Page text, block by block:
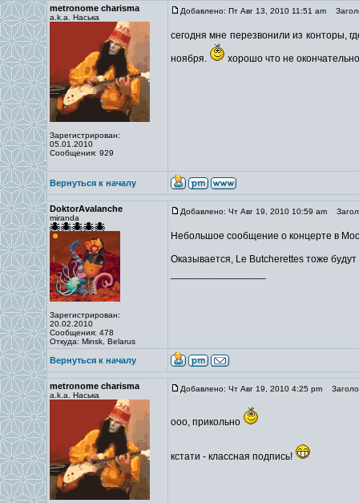
metronome charisma
a.k.a. Наська
Зарегистрирован:
05.01.2010
Сообщения: 929
Добавлено: Пт Авг 13, 2010 11:51 am
сегодня мне перезвонили из конторы,
ноября. хорошо что не
Вернуться к началу
DoktorAvalanche
miranda
Зарегистрирован:
20.02.2010
Сообщения: 478
Откуда: Minsk, Belarus
Добавлено: Чт Авг 19, 2010 10:59 am
Небольшое сообщение о концерте в
Оказывается, Le Butcherettes тоже
Вернуться к началу
metronome charisma
a.k.a. Наська
Добавлено: Чт Авг 19, 2010 4:25 pm
ооо, прикольно
кстати - классная подпись!